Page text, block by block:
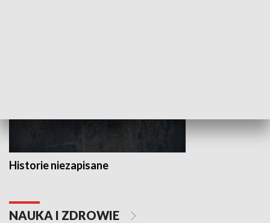
Historie niezapisane
NAUKA I ZDROWIE